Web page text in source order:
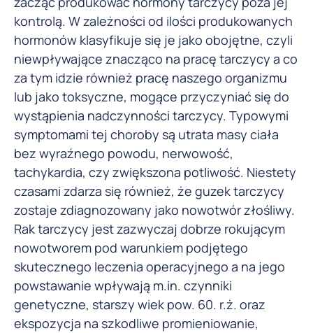
kontrolą. W zależności od ilości produkowanych
hormonów klasyfikuje się je jako obojętne, czyli
niewpływające znacząco na pracę tarczycy a co
za tym idzie również pracę naszego organizmu
lub jako toksyczne, mogące przyczyniać się do
wystąpienia nadczynności tarczycy. Typowymi
symptomami tej choroby są utrata masy ciała
bez wyraźnego powodu, nerwowość,
tachykardia, czy zwiększona potliwość. Niestety
czasami zdarza się również, że guzek tarczycy
zostaje zdiagnozowany jako nowotwór złośliwy.
Rak tarczycy jest zazwyczaj dobrze rokującym
nowotworem pod warunkiem podjętego
skutecznego leczenia operacyjnego a na jego
powstawanie wpływają m.in. czynniki
genetyczne, starszy wiek pow. 60. r.ż. oraz
ekspozycja na szkodliwe promieniowanie,